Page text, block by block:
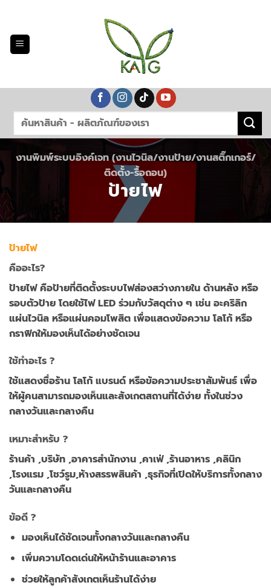
content
งานพิมพ์ระบบอิงค์เจท (งานไวนิล/งานป้าย/งานสติ๊กเกอร์/
ติดตั้ง-รื้อถอน)
ป้ายไฟ
ป้ายไฟ
คืออะไร?
ป้ายไฟ คือป้ายที่ติดตั้งระบบไฟส่องสว่างภายใน ด้านหลัง หรือ
รอบตัวป้าย โดยใช้ไฟ LED ร่วมกับวัสดุต่าง ๆ เช่น อะคริลิก
แผ่นไวนิล หรือแผ่นคอมโพสิต เพื่อแสดงข้อความ โลโก้ หรือ
กราฟิกให้มองเห็นได้อย่างชัดเจน
ใช้ทำอะไร ?
ใช้แสดงชื่อร้าน โลโก้ แบรนด์ หรือข้อความประชาสัมพันธ์ เพื่อ
ให้ผู้คนสามารถมองเห็นและสังเกตสถานที่ได้ง่าย ทั้งในช่วง
กลางวันและกลางคืน
เหมาะสำหรับ ?
ร้านค้า ,บริษัท ,อาคารสำนักงาน ,คาเฟ่ ,ร้านอาหาร ,คลินิก
,โรงแรม ,โชว์รูม,ห้างสรรพสินค้า ,ธุรกิจที่เปิดให้บริการทั้งกลาง
วันและกลางคืน
ข้อดี ?
มองเห็นได้ชัดเจนทั้งกลางวันและกลางคืน
เพิ่มความโดดเด่นให้หน้าร้านและอาคาร
ช่วยให้ลูกค้าสังเกตเห็นร้านได้ง่าย